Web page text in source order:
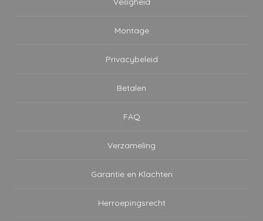
Montage
Privacybeleid
Betalen
FAQ
Verzameling
Garantie en Klachten
Herroepingsrecht